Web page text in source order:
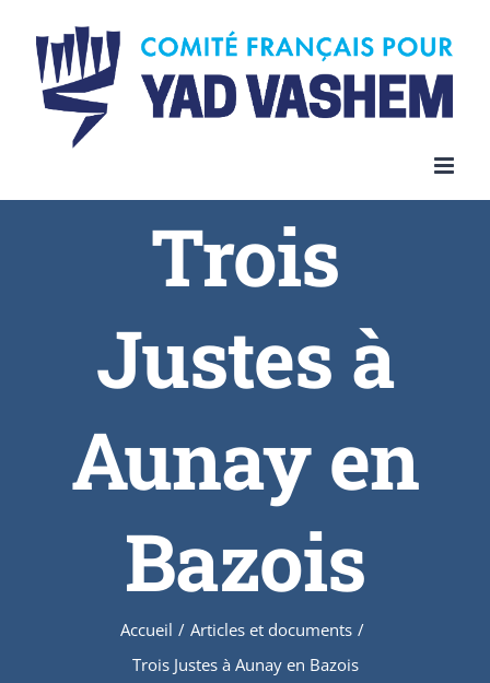
Trois
Justes à
Aunay en
Bazois
Accueil / Articles et documents /
Trois Justes à Aunay en Bazois